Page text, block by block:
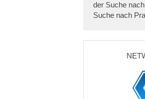
der Suche
Suche nach